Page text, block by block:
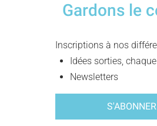
Gardons le
Inscriptions à nos
Idées sorties,
Newsletters
S'ABONNER